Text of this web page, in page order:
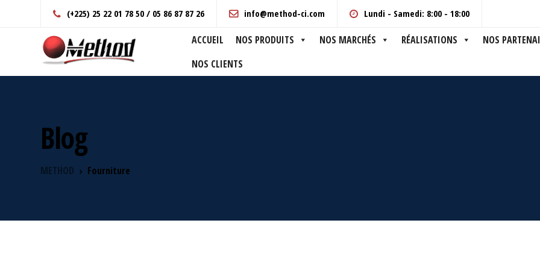
(+225) 25 22 01 78 50 / 05 86 87 87 26 info@method-ci.com Lundi - Samedi: 8:00 - 18:00
ACCUEIL NOS PRODUITS NOS MARCHÉS RÉALISATIONS
NOS
NOS CLIENTS
Blog
METHOD Fourniture